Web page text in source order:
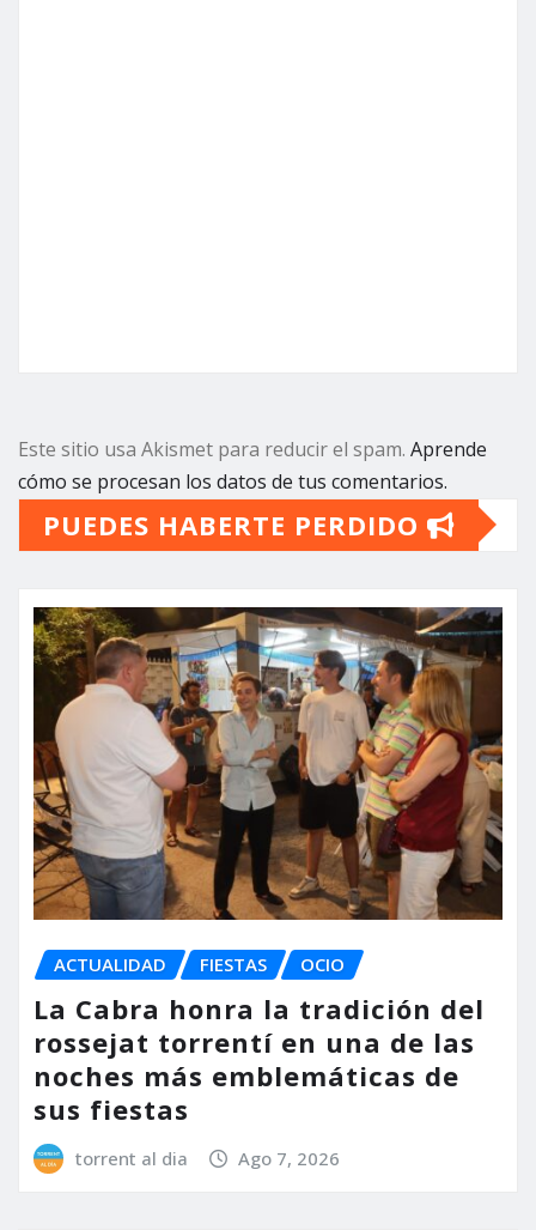
Este sitio usa Akismet para reducir el spam. Aprende
cómo se procesan los datos de tus comentarios.
PUEDES HABERTE PERDIDO
ACTUALIDAD FIESTAS OCIO
La Cabra honra la tradición del
rossejat torrentí en una de las
noches más emblemáticas de
sus fiestas
torrent al dia Ago 7, 2026